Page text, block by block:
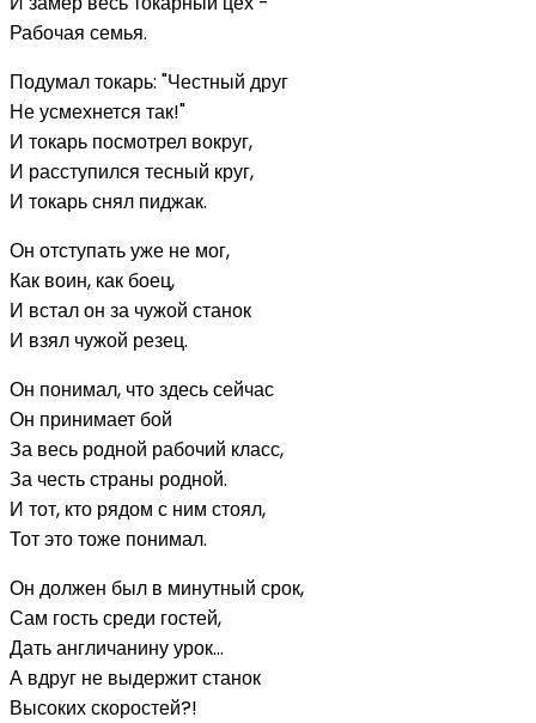
Рабочая семья.
Подумал токарь: "Честный друг
Не усмехнется так!"
И токарь посмотрел вокруг,
И расступился тесный круг,
И токарь снял пиджак.
Он отступать уже не мог,
Как воин, как боец,
И встал он за чужой станок
И взял чужой резец.
Он понимал, что здесь сейчас
Он принимает бой
За весь родной рабочий класс,
За честь страны родной.
И тот, кто рядом с ним стоял,
Тот это тоже понимал.
Он должен был в минутный срок,
Сам гость среди гостей,
Дать англичанину урок...
А вдруг не выдержит станок
Высоких скоростей?!